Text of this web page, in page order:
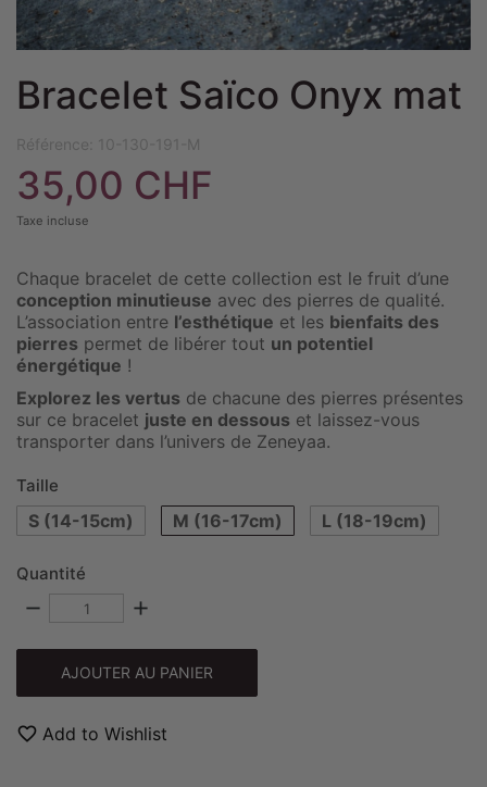
Bracelet Saïco Onyx mat
Référence: 10-130-191-M
35,00 CHF
Taxe incluse
Chaque bracelet de cette collection est le fruit d’une
conception minutieuse avec des pierres de qualité.
L’association entre l’esthétique et les bienfaits des
pierres permet de libérer tout un potentiel
énergétique !
Explorez les vertus de chacune des pierres présentes
sur ce bracelet juste en dessous et laissez-vous
transporter dans l’univers de Zeneyaa.
Taille
S (14-15cm) M (16-17cm) L (18-19cm)
Quantité
remove add
AJOUTER AU PANIER
favorite_border Add to Wishlist